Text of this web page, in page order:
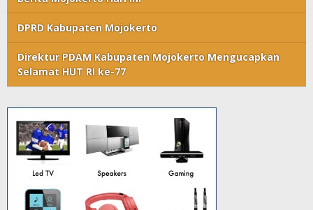
DPRD Kabupaten Mojokerto
Direktur PDAM Kabupaten Mojokerto Mengucapkan
Selamat HUT RI ke-77